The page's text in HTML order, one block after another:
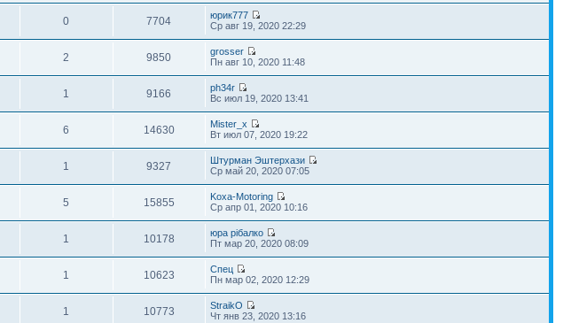
0 7704
юрик777
Ср авг 19, 2020 22:29
2 9850
grosser
Пн авг 10, 2020 11:48
1 9166
ph34r
Вс июл 19, 2020 13:41
6 14630
Mister_x
Вт июл 07, 2020 19:22
1 9327
Штурман Эштерхази
Ср май 20, 2020 07:05
5 15855
Koxa-Motoring
Ср апр 01, 2020 10:16
1 10178
юра рібалко
Пт мар 20, 2020 08:09
1 10623
Спец
Пн мар 02, 2020 12:29
1 10773
StraikO
Чт янв 23, 2020 13:16